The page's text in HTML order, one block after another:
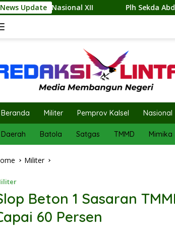
News Update
Plh Sekda Abdi Jaya Pohan Pimpin Pembagian
Beranda Militer Pemprov Kalsel Nasional
Daerah Batola Satgas TMMD Mimika
Militer
Beton 1 Sasaran
60 Persen